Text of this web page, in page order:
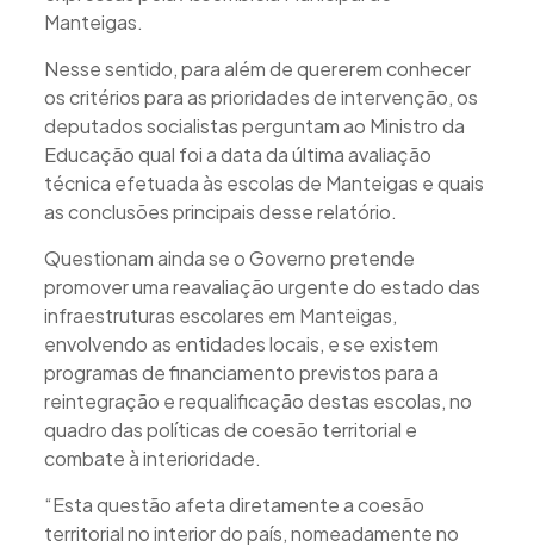
Manteigas.
Nesse sentido, para além de quererem conhecer
os critérios para as prioridades de intervenção, os
deputados socialistas perguntam ao Ministro da
Educação qual foi a data da última avaliação
técnica efetuada às escolas de Manteigas e quais
as conclusões principais desse relatório.
Questionam ainda se o Governo pretende
promover uma reavaliação urgente do estado das
infraestruturas escolares em Manteigas,
envolvendo as entidades locais, e se existem
programas de financiamento previstos para a
reintegração e requalificação destas escolas, no
quadro das políticas de coesão territorial e
combate à interioridade.
“Esta questão afeta diretamente a coesão
territorial no interior do país, nomeadamente no